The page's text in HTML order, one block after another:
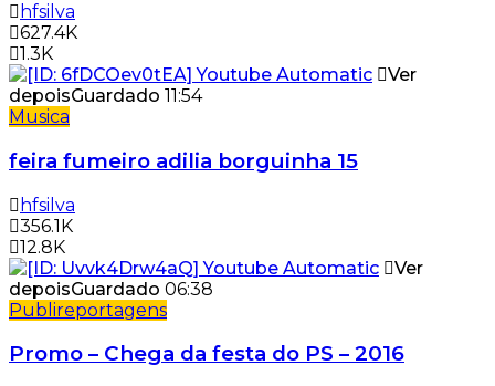
hfsilva
627.4K
1.3K
Ver
depoisGuardado 11:54
Musica
feira fumeiro adilia borguinha 15
hfsilva
356.1K
12.8K
Ver
depoisGuardado 06:38
Publireportagens
Promo – Chega da festa do PS – 2016